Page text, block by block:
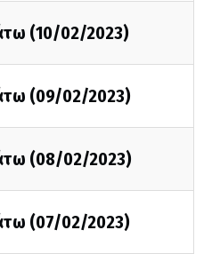
(10/02/2023)
(09/02/2023)
(08/02/2023)
(07/02/2023)